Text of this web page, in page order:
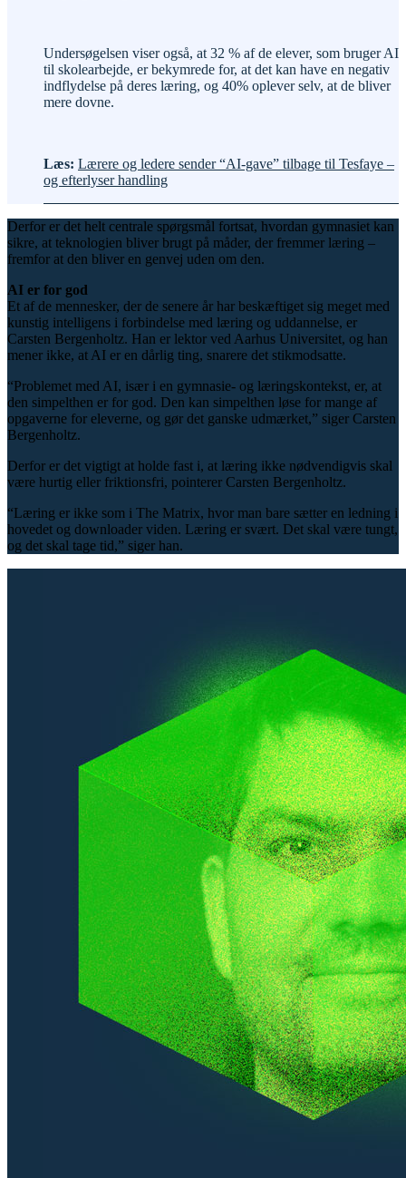
Undersøgelsen viser også, at 32 % af de elever, som bruger AI
til skolearbejde, er bekymrede for, at det kan have en negativ
indflydelse på deres læring, og 40% oplever selv, at de bliver
mere dovne.
Læs: Lærere og ledere sender “AI-gave” tilbage til Tesfaye –
og efterlyser handling
Derfor er det helt centrale spørgsmål fortsat, hvordan gymnasiet kan
sikre, at teknologien bliver brugt på måder, der fremmer læring –
fremfor at den bliver en genvej uden om den.
AI er for god
Et af de mennesker, der de senere år har beskæftiget sig meget med
kunstig intelligens i forbindelse med læring og uddannelse, er
Carsten Bergenholtz. Han er lektor ved Aarhus Universitet, og han
mener ikke, at AI er en dårlig ting, snarere det stikmodsatte.
“Problemet med AI, især i en gymnasie- og læringskontekst, er, at
den simpelthen er for god. Den kan simpelthen løse for mange af
opgaverne for eleverne, og gør det ganske udmærket,” siger Carsten
Bergenholtz.
Derfor er det vigtigt at holde fast i, at læring ikke nødvendigvis skal
være hurtig eller friktionsfri, pointerer Carsten Bergenholtz.
“Læring er ikke som i The Matrix, hvor man bare sætter en ledning i
hovedet og downloader viden. Læring er svært. Det skal være tungt,
og det skal tage tid,” siger han.